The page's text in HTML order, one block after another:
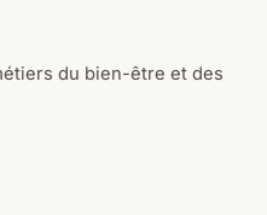
du bien-être et des